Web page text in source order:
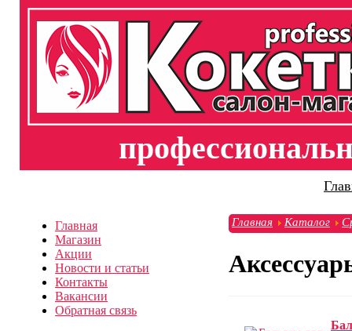
Главная
Магазин
Акции
Новости и статьи
Контакты
Вакансии
Обратная связь
Главная Каталог